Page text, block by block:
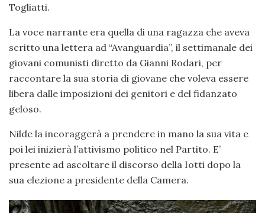
Togliatti.
La voce narrante era quella di una ragazza che aveva
scritto una lettera ad “Avanguardia”, il settimanale dei
giovani comunisti diretto da Gianni Rodari, per
raccontare la sua storia di giovane che voleva essere
libera dalle imposizioni dei genitori e del fidanzato
geloso.
Nilde la incoraggerà a prendere in mano la sua vita e
poi lei inizierà l’attivismo politico nel Partito. E’
presente ad ascoltare il discorso della Iotti dopo la
sua elezione a presidente della Camera.